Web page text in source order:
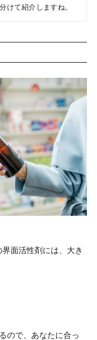
けて紹介しますね。
面活性剤には、大き
ので、あなたに合っ